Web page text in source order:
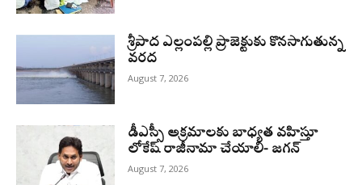
శ్రీపాద ఎల్లంపల్లి ప్రాజెక్టుకు కొనసాగుతున్న
వరద
August 7, 2026
డీఎస్సీ అక్రమాలకు బాధ్యత వహిస్తూ
లోకేష్‌ రాజీనామా చేయాలి- జగన్
August 7, 2026